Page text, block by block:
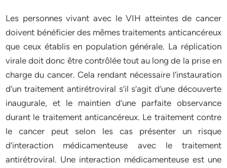
Les personnes vivant avec le VIH atteintes de cancer
doivent bénéficier des mêmes traitements anticancéreux
que ceux établis en population générale. La réplication
virale doit donc être contrôlée tout au long de la prise en
charge du cancer. Cela rendant nécessaire l’instauration
d’un traitement antirétroviral s’il s’agit d’une découverte
inaugurale, et le maintien d’une parfaite observance
durant le traitement anticancéreux. Le traitement contre
le cancer peut selon les cas présenter un risque
d’interaction médicamenteuse avec le traitement
antirétroviral. Une interaction médicamenteuse est une